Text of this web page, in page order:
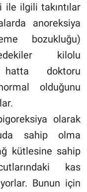
ile ilgili takıntılar
anoreksiya
bozukluğu)
kilolu
hatta doktoru
olduğunu
olarak
sahip olma
kütlesine sahip
kas
Bunun için